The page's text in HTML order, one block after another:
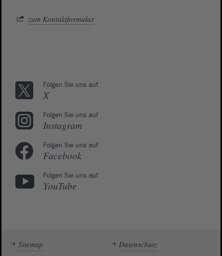
zum Kontaktformular
Folgen Sie uns auf
X
Folgen Sie uns auf
Instagram
Folgen Sie uns auf
Facebook
Folgen Sie uns auf
YouTube
Sitemap Datenschutz